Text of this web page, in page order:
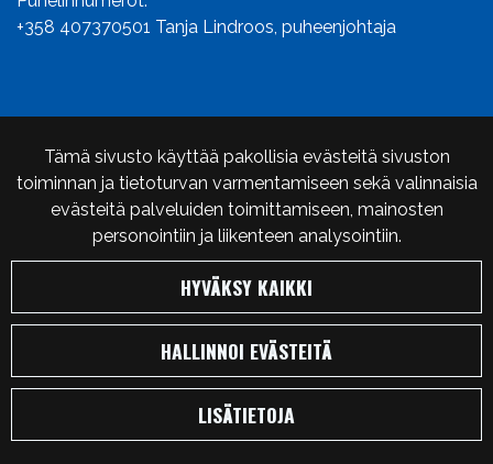
Tämä sivusto käyttää pakollisia evästeitä sivuston
toiminnan ja tietoturvan varmentamiseen sekä valinnaisia
evästeitä palveluiden toimittamiseen, mainosten
personointiin ja liikenteen analysointiin.
HYVÄKSY KAIKKI
HALLINNOI EVÄSTEITÄ
LISÄTIETOJA
+358 407370501 Tanja Lindroos, puheenjohtaja
Varaus- ja peruutusehdot
Tietosuojaseloste
© Karelian Seikkailu-urheilijat ry Karsu 2024. Sivusto: